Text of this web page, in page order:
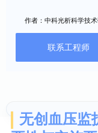
作者：中科光析科学技
联系工程师
无创血压监